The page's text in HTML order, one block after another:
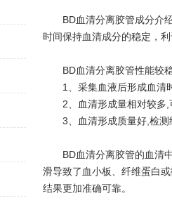
BD血清分离胶管成分介绍
时间保持血清成分的稳定，
BD血清分离胶管性能较
1、采集血液后形成血清时
2、血清形成量相对较多,
3、血清形成质量好,检测结
BD血清分离胶管的血清中
滑导致了血小板、纤维蛋白
结果更加准确可靠。